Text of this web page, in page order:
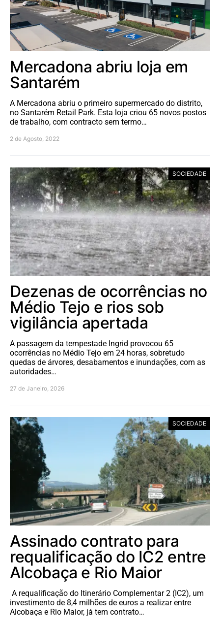
Mercadona abriu loja em
Santarém
A Mercadona abriu o primeiro supermercado do distrito,
no Santarém Retail Park. Esta loja criou 65 novos postos
de trabalho, com contracto sem termo…
2 de Agosto, 2022
SOCIEDADE
Dezenas de ocorrências no
Médio Tejo e rios sob
vigilância apertada
A passagem da tempestade Ingrid provocou 65
ocorrências no Médio Tejo em 24 horas, sobretudo
quedas de árvores, desabamentos e inundações, com as
autoridades…
27 de Janeiro, 2026
SOCIEDADE
Assinado contrato para
requalificação do IC2 entre
Alcobaça e Rio Maior
A requalificação do Itinerário Complementar 2 (IC2), um
investimento de 8,4 milhões de euros a realizar entre
Alcobaça e Rio Maior, já tem contrato…